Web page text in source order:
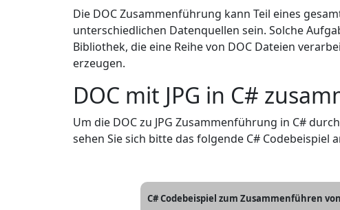
Die DOC Zusammenführung kann Teil eines
unterschiedlichen Datenquellen sein. Solche
Bibliothek, die eine Reihe von DOC Dateien
erzeugen.
DOC mit JPG in C#
Um die DOC zu JPG Zusammenführung in C#
sehen Sie sich bitte das folgende C# Codebeispiel
C# Codebeispiel zum Zusammenführen